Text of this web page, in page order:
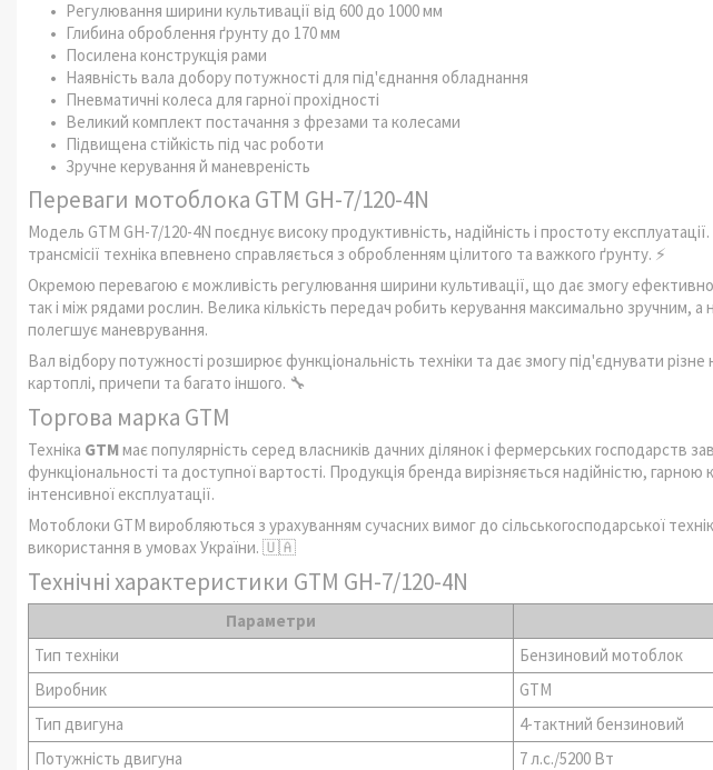
Регулювання ширини культивації від 600 до 1000 мм
Глибина оброблення ґрунту до 170 мм
Посилена конструкція рами
Наявність вала добору потужності для під'єднання обладнання
Пневматичні колеса для гарної прохідності
Великий комплект постачання з фрезами та колесами
Підвищена стійкість під час роботи
Зручне керування й маневреність
Переваги мотоблока GTM GH-7/120-4N
Модель GTM GH-7/120-4N поєднує високу продуктивність, надійність і простоту
трансмісії техніка впевнено справляється з обробленням цілитого та важкого ґрунту. ⚡
Окремою перевагою є можливість регулювання ширини культивації, що дає змогу
так і між рядами рослин. Велика кількість передач робить керування максимально зручним, а
полегшує маневрування.
Вал відбору потужності розширює функціональність техніки та дає змогу під'єднувати
картоплі, причепи та багато іншого. 🔧
Торгова марка GTM
Техніка GTMмає популярність серед власників дачних ділянок і фермерських господарств
функціональності та доступної вартості. Продукція бренда вирізняється надійністю,
інтенсивної експлуатації.
Мотоблоки GTM виробляються з урахуванням сучасних вимог до сільськогосподарської
використання в умовах України. 🇺🇦
Технічні характеристики GTM GH-7/120-4N
Параметри
Тип техніки
Бензиновий мотоблок
Виробник
GTM
Тип двигуна
4-тактний бензиновий
Потужність двигуна
7 л.с./5200 Вт